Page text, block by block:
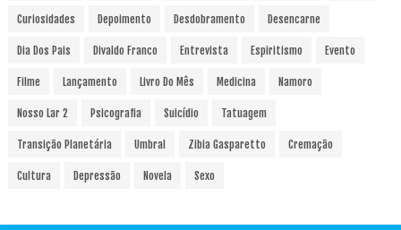
Curiosidades Depoimento Desdobramento Desencarne
Dia Dos Pais Divaldo Franco Entrevista Espiritismo Evento
Filme Lançamento Livro Do Mês Medicina Namoro
Nosso Lar 2 Psicografia Suicídio Tatuagem
Transição Planetária Umbral Zibia Gasparetto Cremação
Cultura Depressão Novela Sexo